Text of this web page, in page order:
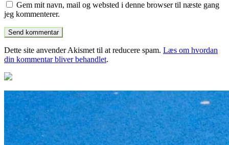
Gem mit navn, mail og websted i denne browser til næste gang
jeg kommenterer.
Dette site anvender Akismet til at reducere spam. Læs om hvordan
din kommentar bliver behandlet.